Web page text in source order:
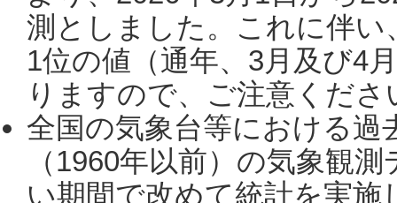
測としました。これに伴い
1位の値（通年、3月及び4
りますので、ご注意くだ
全国の気象台等における過
（1960年以前）の気象観
い期間で改めて統計を実